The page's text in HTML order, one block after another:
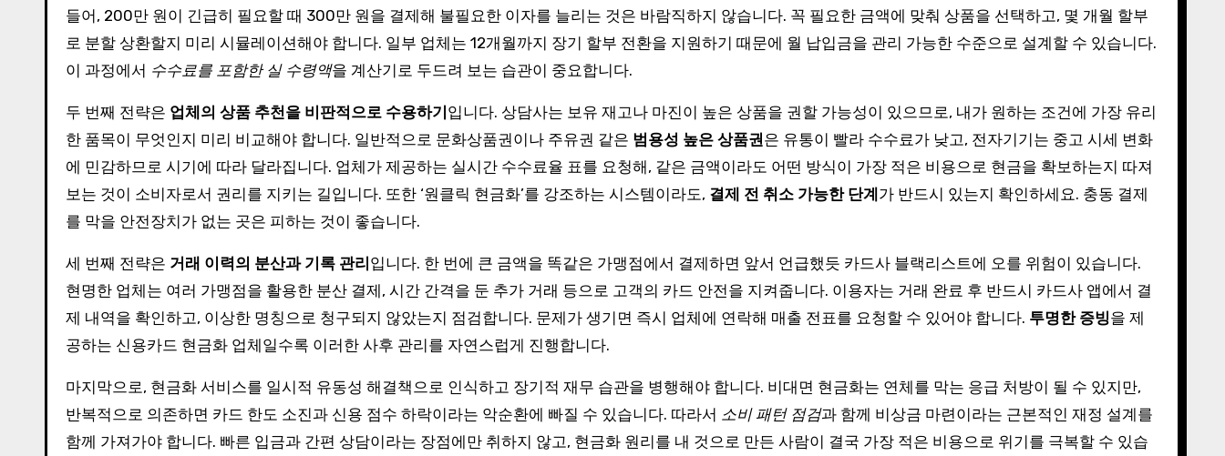
들어, 200만 원이 긴급히 필요할 때 300만 원을 결제해 불필요한 이자를 늘리는 것은 바람직하지 않습니다. 꼭 필요한 금액에 맞춰 상품을 선택하고, 몇 개월 할부
로 분할 상환할지 미리 시뮬레이션해야 합니다. 일부 업체는 12개월까지 장기 할부 전환을 지원하기 때문에 월 납입금을 관리 가능한 수준으로 설계할 수 있습니다.
이 과정에서 수수료를 포함한 실 수령액을 계산기로 두드려 보는 습관이 중요합니다.
두 번째 전략은 업체의 상품 추천을 비판적으로 수용하기 입니다. 상담사는 보유 재고나 마진이 높은 상품을 권할 가능성이 있으므로, 내가 원하는 조건에 가장 유리
한 품목이 무엇인지 미리 비교해야 합니다. 일반적으로 문화상품권이나 주유권 같은 범용성 높은 상품권은 유통이 빨라 수수료가 낮고, 전자기기는 중고 시세 변화
에 민감하므로 시기에 따라 달라집니다. 업체가 제공하는 실시간 수수료율 표를 요청해, 같은 금액이라도 어떤 방식이 가장 적은 비용으로 현금을 확보하는지 따져
보는 것이 소비자로서 권리를 지키는 길입니다. 또한 ‘원클릭 현금화’를 강조하는 시스템이라도, 결제 전 취소 가능한 단계 가 반드시 있는지 확인하세요. 충동 결제
를 막을 안전장치가 없는 곳은 피하는 것이 좋습니다.
세 번째 전략은 거래 이력의 분산과 기록 관리 입니다. 한 번에 큰 금액을 똑같은 가맹점에서 결제하면 앞서 언급했듯 카드사 블랙리스트에 오를 위험이 있습니다.
현명한 업체는 여러 가맹점을 활용한 분산 결제, 시간 간격을 둔 추가 거래 등으로 고객의 카드 안전을 지켜줍니다. 이용자는 거래 완료 후 반드시 카드사 앱에서 결
제 내역을 확인하고, 이상한 명칭으로 청구되지 않았는지 점검합니다. 문제가 생기면 즉시 업체에 연락해 매출 전표를 요청할 수 있어야 합니다. 투명한 증빙을 제
공하는 신용카드 현금화 업체일수록 이러한 사후 관리를 자연스럽게 진행합니다.
마지막으로, 현금화 서비스를 일시적 유동성 해결책으로 인식하고 장기적 재무 습관을 병행해야 합니다. 비대면 현금화는 연체를 막는 응급 처방이 될 수 있지만,
반복적으로 의존하면 카드 한도 소진과 신용 점수 하락이라는 악순환에 빠질 수 있습니다. 따라서 소비 패턴 점검과 함께 비상금 마련이라는 근본적인 재정 설계를
함께 가져가야 합니다. 빠른 입금과 간편 상담이라는 장점에만 취하지 않고, 현금화 원리를 내 것으로 만든 사람이 결국 가장 적은 비용으로 위기를 극복할 수 있습